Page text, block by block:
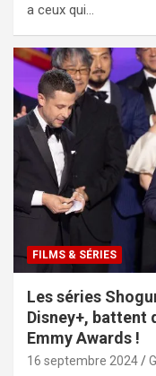
a ceux qui…
FILMS & SÉRIES
Les séries
Disney+, battent
Emmy Awards !
16 septembre 2024